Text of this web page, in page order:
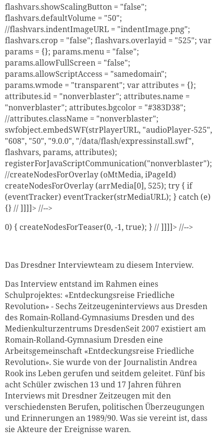
flashvars.showScalingButton = "false";
flashvars.defaultVolume = "50";
//flashvars.indentImageURL = "indentImage.png";
flashvars.crop = "false"; flashvars.overlayid = "525"; var
params = {}; params.menu = "false";
params.allowFullScreen = "false";
params.allowScriptAccess = "samedomain";
params.wmode = "transparent"; var attributes = {};
attributes.id = "nonverblaster"; attributes.name =
"nonverblaster"; attributes.bgcolor = "#383D38";
//attributes.className = "nonverblaster";
swfobject.embedSWF(strPlayerURL, "audioPlayer-525",
"608", "50", "9.0.0", "/data/flash/expressinstall.swf",
flashvars, params, attributes);
registerForJavaScriptCommunication("nonverblaster");
//createNodesForOverlay (oMtMedia, iPageId)
createNodesForOverlay (arrMedia[0], 525); try { if
(eventTracker) eventTracker(strMediaURL); } catch (e)
{} // ]]]]> //-->
0) { createNodesForTeaser(0, -1, true); } // ]]]]> //-->
Das Dresdner Interviewteam zu diesem Interview.
Das Interview entstand im Rahmen eines
Schulprojektes: «Entdeckungsreise Friedliche
Revolution» - Sechs Zeitzeugeninterviews aus Dresden
des Romain-Rolland-Gymnasiums Dresden und des
Medienkulturzentrums DresdenSeit 2007 existiert am
Romain-Rolland-Gymnasium Dresden eine
Arbeitsgemeinschaft «Entdeckungsreise Friedliche
Revolution». Sie wurde von der Journalistin Andrea
Rook ins Leben gerufen und seitdem geleitet. Fünf bis
acht Schüler zwischen 13 und 17 Jahren führen
Interviews mit Dresdner Zeitzeugen mit den
verschiedensten Berufen, politischen Überzeugungen
und Erinnerungen an 1989/90. Was sie vereint ist, dass
sie Akteure der Ereignisse waren.
weiter lesen Zum Warenkorb